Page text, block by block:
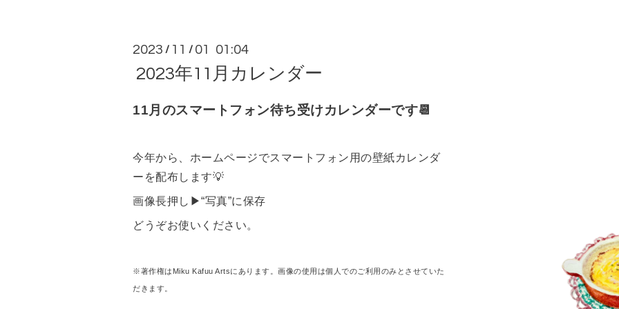
2023 / 11 / 01 01:04
2023年11月カレンダー
11月のスマートフォン待ち受けカレンダーです📆
今年から、ホームページでスマートフォン用の壁紙カレンダ
ーを配布します💡
画像長押し▶︎“写真”に保存
どうぞお使いください。
※著作権はMiku Kafuu Artsにあります。画像の使用は個人でのご利用のみとさせていた
だきます。